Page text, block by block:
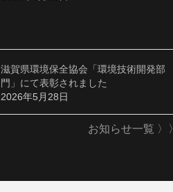
滋賀県環境保全協会「環境技術開発部
門」にて表彰されました
2026年5月28日
お知らせ一覧 〉